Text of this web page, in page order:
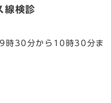
線検診
30分から10時30分ま